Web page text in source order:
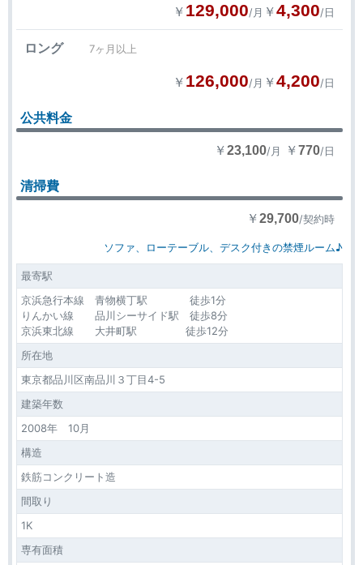
￥ 129,000/月 ￥4,300/日
ロング 7ヶ月以上
￥ 126,000/月 ￥4,200/日
公共料金
￥23,100/月 ￥770/日
清掃費
￥29,700/契約時
ソファ、ローテーブル、デスク付きの禁煙ルーム♪
最寄駅
京浜急行本線 青物横丁駅 徒歩1分
りんかい線 品川シーサイド駅 徒歩8分
京浜東北線 大井町駅 徒歩12分
所在地
東京都品川区南品川３丁目4-5
建築年数
2008年 10月
構造
鉄筋コンクリート造
間取り
1K
専有面積